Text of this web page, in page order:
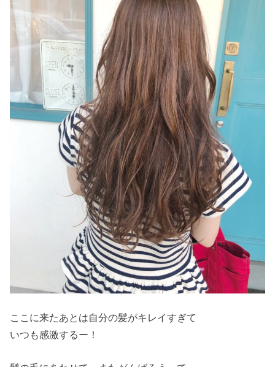
ここに来たあとは自分の髪がキレイすぎて
いつも感激するー！